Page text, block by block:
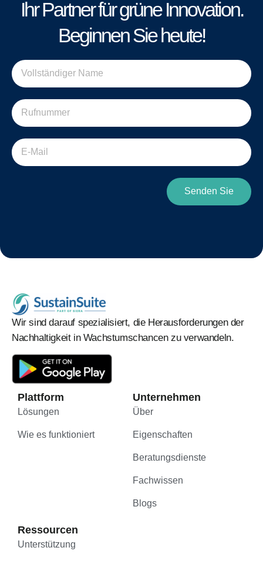
Ihr Partner für grüne Innovation.
Beginnen Sie heute!
Senden Sie
Wir sind darauf spezialisiert, die Herausforderungen der
Nachhaltigkeit in Wachstumschancen zu verwandeln.
Plattform
Lösungen
Wie es funktioniert
Unternehmen
Über
Eigenschaften
Beratungsdienste
Fachwissen
Blogs
Ressourcen
Unterstützung